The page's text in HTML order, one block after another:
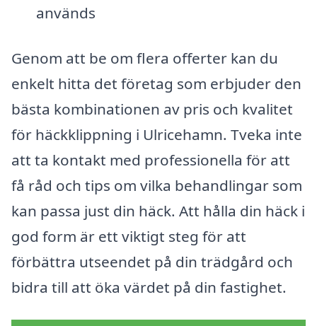
används
Genom att be om flera offerter kan du
enkelt hitta det företag som erbjuder den
bästa kombinationen av pris och kvalitet
för häckklippning i Ulricehamn. Tveka inte
att ta kontakt med professionella för att
få råd och tips om vilka behandlingar som
kan passa just din häck. Att hålla din häck i
god form är ett viktigt steg för att
förbättra utseendet på din trädgård och
bidra till att öka värdet på din fastighet.